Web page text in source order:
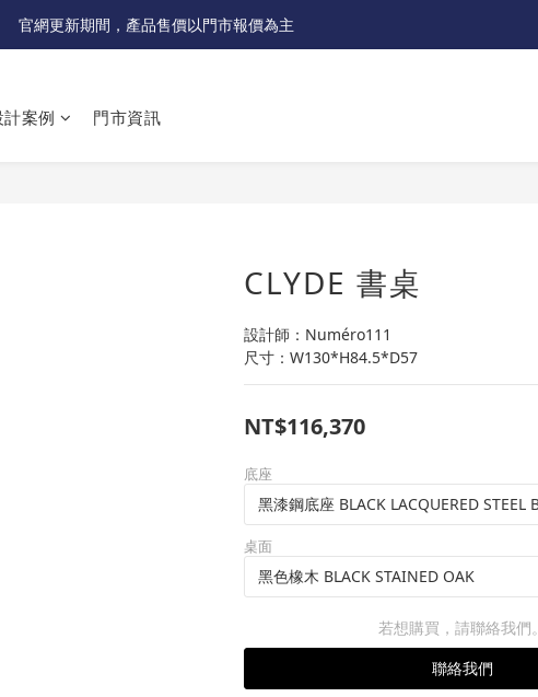
原物料價格上漲，法國自 5/18 起全系列產品調漲 3%
官網更新期間，產品售價以門市報價為主
計案例 門市資訊
CLYDE 書桌
設計師：Numéro111
尺寸：W130*H84.5*D57
NT$116,370
底座
桌面
若想購買，請聯絡我們。
聯絡我們